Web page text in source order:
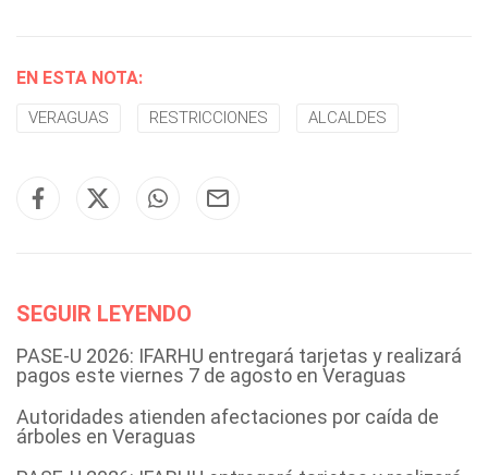
EN ESTA NOTA:
VERAGUAS RESTRICCIONES ALCALDES
SEGUIR LEYENDO
PASE-U 2026: IFARHU entregará tarjetas y realizará
pagos este viernes 7 de agosto en Veraguas
Autoridades atienden afectaciones por caída de
árboles en Veraguas